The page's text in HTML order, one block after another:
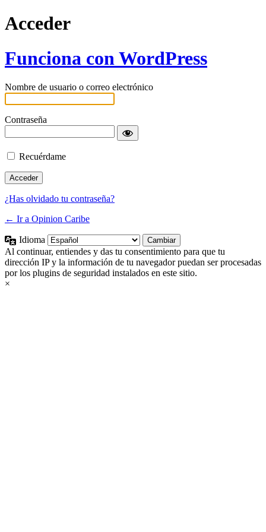
Acceder
Funciona con WordPress
Nombre de usuario o correo electrónico
Contraseña
Recuérdame
¿Has olvidado tu contraseña?
← Ir a Opinion Caribe
Idioma
Al continuar, entiendes y das tu consentimiento para que tu
dirección IP y la información de tu navegador puedan ser procesadas
por los plugins de seguridad instalados en este sitio.
×